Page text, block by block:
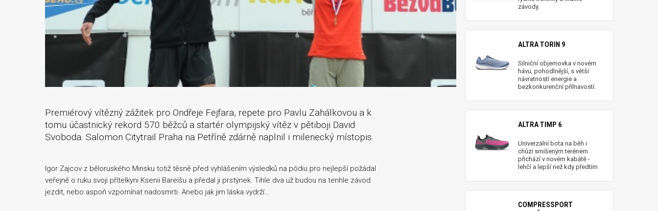
Premiérový vítězný zážitek pro Ondřeje Fejfara, repete pro Pavlu Zahálkovou a k
tomu účastnický rekord 570 běžců a startér olympijský vítěz v pětiboji David
Svoboda. Salomon Citytrail Praha na Petříně zdárně naplnil i milenecký místopis.
Igor Zajcov z běloruského Minsku totiž těsně před vyhlášením výsledků na pódiu pro nejlepší požádal
veřejně o ruku svoji přítelkyni Ksenii Bareišu a předal ji prstýnek. Tihle dva už budou na tenhle závod
jezdit, nebo aspoň vzpomínat nadosmrti. Anebo jak jim láska vydrží…
závody.
ALTRA TORIN 9
Silniční objemovka v novém
hávu, pohodlnější, s větší
návratností energie a
bezkonkurenční přilnavostí.
ALTRA TIMP 6
Univerzální bota na běh i
chůzi smíšeným terénem
přichází v novém kabátě -
lehčí a lepší než kdy předtím
COMPRESSPORT